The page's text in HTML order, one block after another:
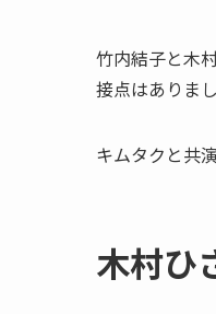
竹内結子と木
接点はありまし
キムタクと共
木村ひ